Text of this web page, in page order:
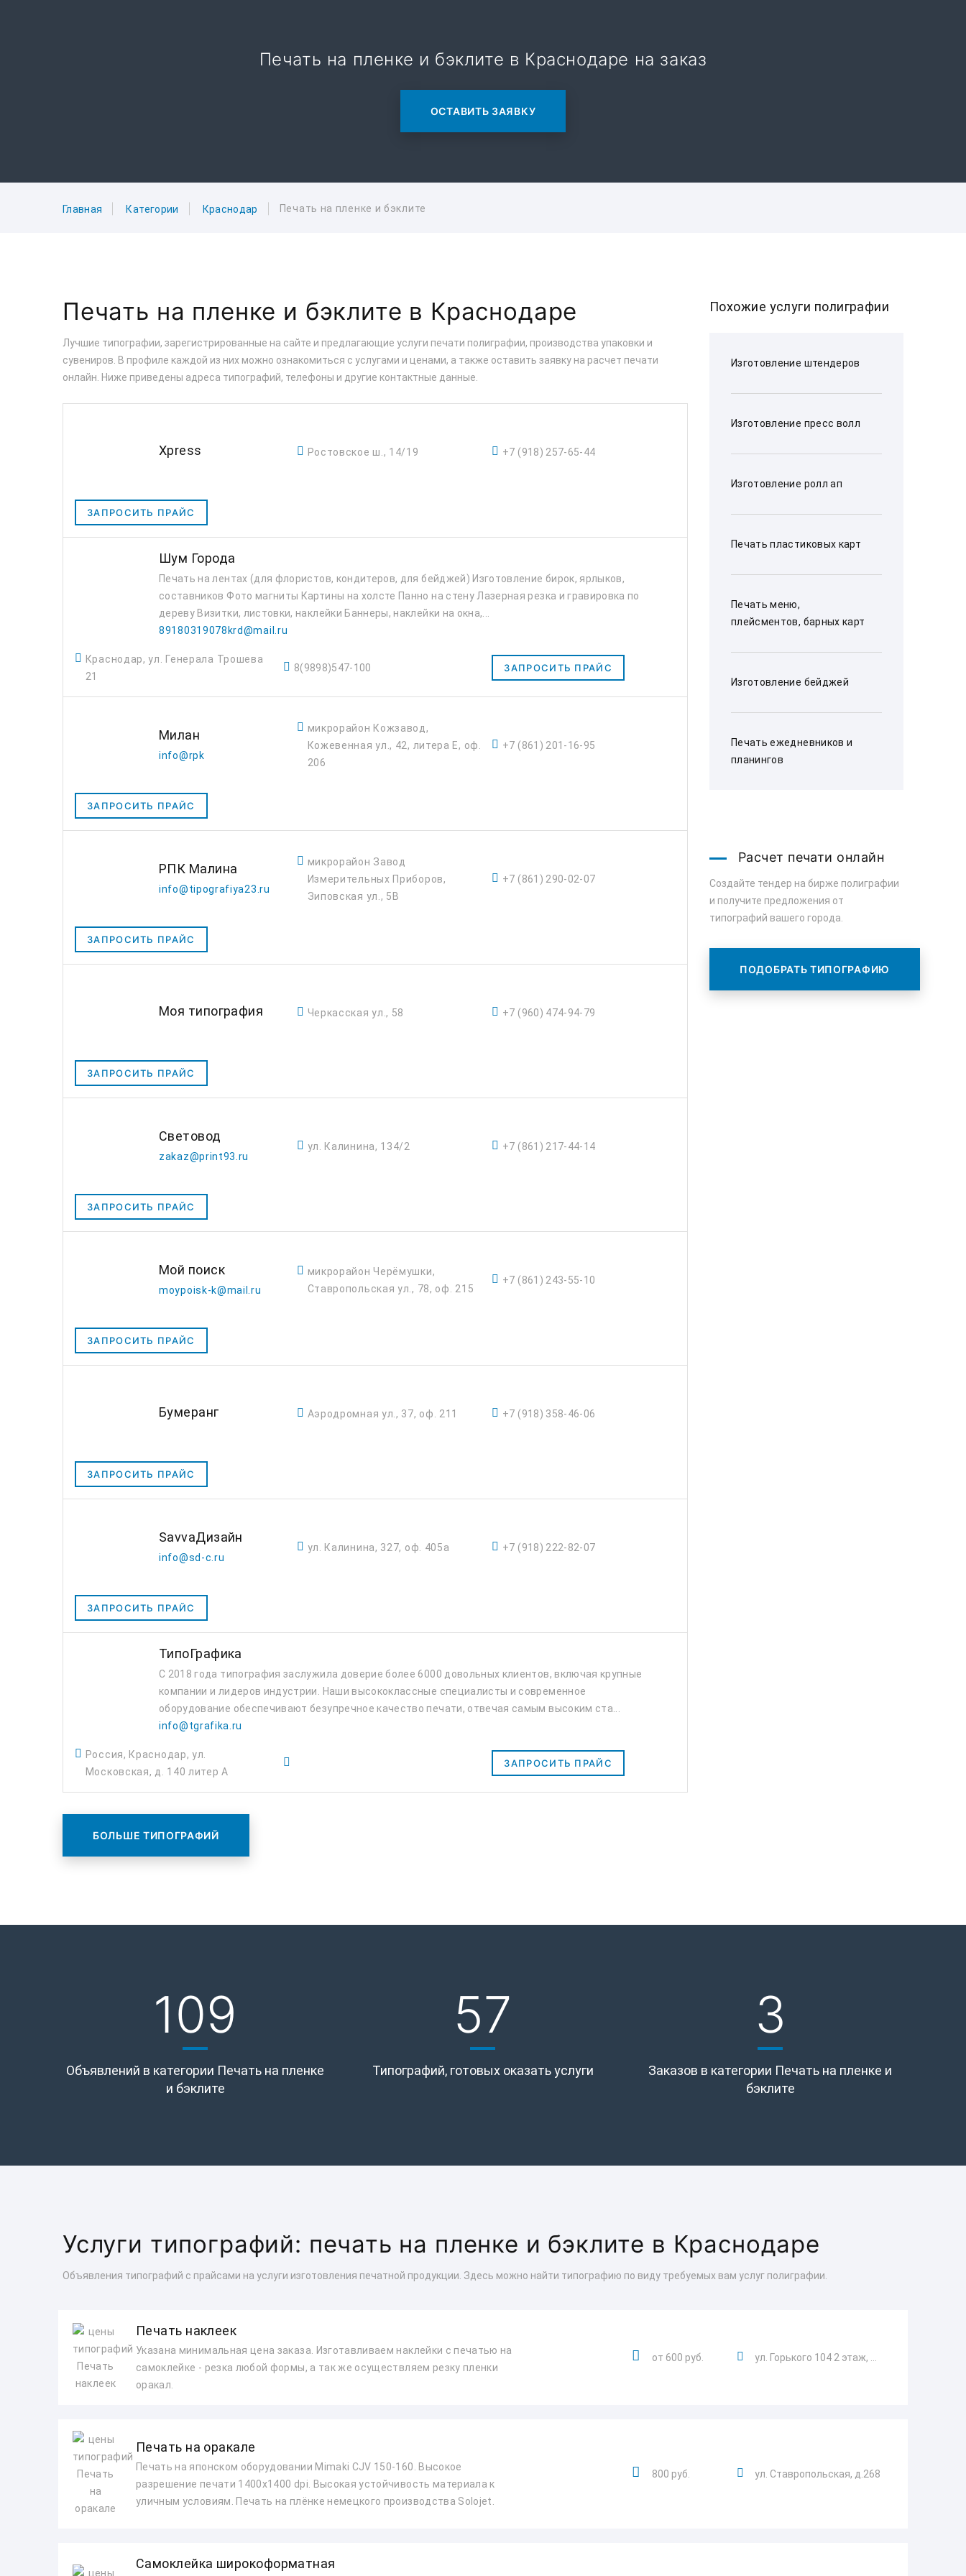
Печать на пленке и бэклите в Краснодаре на заказ
ОСТАВИТЬ ЗАЯВКУ
Главная Категории Краснодар Печать на пленке и бэклите
Похожие услуги полиграфии
Изготовление штендеров
Изготовление пресс волл
Изготовление ролл ап
Печать пластиковых карт
Печать меню,
плейсментов, барных карт
Изготовление бейджей
Печать ежедневников и
планингов
Расчет печати онлайн
Создайте тендер на бирже полиграфии
и получите предложения от
типографий вашего города.
ПОДОБРАТЬ ТИПОГРАФИЮ
Печать на пленке и бэклите в Краснодаре
Лучшие типографии, зарегистрированные на сайте и предлагающие услуги печати полиграфии, производства упаковки и
сувениров. В профиле каждой из них можно ознакомиться с услугами и ценами, а также оставить заявку на расчет печати
онлайн. Ниже приведены адреса типографий, телефоны и другие контактные данные.
Xpress Ростовское ш., 14/19 +7 (918) 257-65-44
ЗАПРОСИТЬ ПРАЙС
Шум Города
Печать на лентах (для флористов, кондитеров, для бейджей) Изготовление бирок, ярлыков,
составников Фото магниты Картины на холсте Панно на стену Лазерная резка и гравировка по
дереву Визитки, листовки, наклейки Баннеры, наклейки на окна,...
89180319078krd@mail.ru
Краснодар, ул. Генерала Трошева
21
8(9898)547-100 ЗАПРОСИТЬ ПРАЙС
Милан
info@rpk
микрорайон Кожзавод,
Кожевенная ул., 42, литера Е, оф.
206
+7 (861) 201-16-95
ЗАПРОСИТЬ ПРАЙС
РПК Малина
info@tipografiya23.ru
микрорайон Завод
Измерительных Приборов,
Зиповская ул., 5В
+7 (861) 290-02-07
ЗАПРОСИТЬ ПРАЙС
Моя типография Черкасская ул., 58 +7 (960) 474-94-79
ЗАПРОСИТЬ ПРАЙС
Световод
zakaz@print93.ru
ул. Калинина, 134/2 +7 (861) 217-44-14
ЗАПРОСИТЬ ПРАЙС
Мой поиск
moypoisk-k@mail.ru
микрорайон Черёмушки,
Ставропольская ул., 78, оф. 215
+7 (861) 243-55-10
ЗАПРОСИТЬ ПРАЙС
Бумеранг Аэродромная ул., 37, оф. 211 +7 (918) 358-46-06
ЗАПРОСИТЬ ПРАЙС
SavvaДизайн
info@sd-c.ru
ул. Калинина, 327, оф. 405а +7 (918) 222-82-07
ЗАПРОСИТЬ ПРАЙС
ТипоГрафика
С 2018 года типография заслужила доверие более 6000 довольных клиентов, включая крупные
компании и лидеров индустрии. Наши высококлассные специалисты и современное
оборудование обеспечивают безупречное качество печати, отвечая самым высоким ста...
info@tgrafika.ru
Россия, Краснодар, ул.
Московская, д. 140 литер А
ЗАПРОСИТЬ ПРАЙС
БОЛЬШЕ ТИПОГРАФИЙ
109
Объявлений в категории Печать на пленке
и бэклите
57
Типографий, готовых оказать услуги
3
Заказов в категории Печать на пленке и
бэклите
Услуги типографий: печать на пленке и бэклите в Краснодаре
Объявления типографий с прайсами на услуги изготовления печатной продукции. Здесь можно найти типографию по виду требуемых вам услуг полиграфии.
Печать наклеек
Указана минимальная цена заказа. Изготавливаем наклейки с печатью на
самоклейке - резка любой формы, а так же осуществляем резку пленки
оракал.
от 600 руб. ул. Горького 104 2 этаж, ...
Печать на оракале
Печать на японском оборудовании Mimaki CJV 150-160. Высокое
разрешение печати 1400х1400 dpi. Высокая устойчивость материала к
уличным условиям. Печать на плёнке немецкого производства Solojet.
800 руб. ул. Ставропольская, д.268
Самоклейка широкоформатная